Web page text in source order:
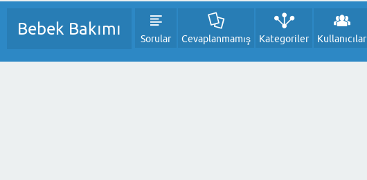
Bebek Bakımı
Sorular Cevaplanmamış Kategoriler Kullanıcılar